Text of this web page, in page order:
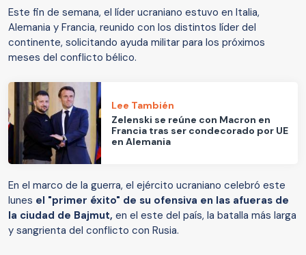
Este fin de semana, el líder ucraniano estuvo en Italia,
Alemania y Francia, reunido con los distintos líder del
continente, solicitando ayuda militar para los próximos
meses del conflicto bélico.
Lee También
Zelenski se reúne con Macron en
Francia tras ser condecorado por UE
en Alemania
En el marco de la guerra, el ejército ucraniano celebró este
lunes el "primer éxito" de su ofensiva en las afueras de
la ciudad de Bajmut, en el este del país, la batalla más larga
y sangrienta del conflicto con Rusia.